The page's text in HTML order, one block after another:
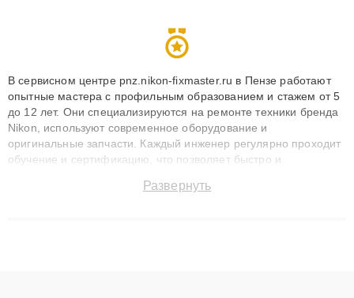
В сервисном центре pnz.nikon-fixmaster.ru в Пензе работают
опытные мастера с профильным образованием и стажем от 5
до 12 лет. Они специализируются на ремонте техники бренда
Nikon, используют современное оборудование и
оригинальные запчасти. Каждый инженер регулярно проходит
обучение и сертификацию, что позволяет быстро и
сохранением гарантии до 3 лет. Наши мастера решают
Развернуть